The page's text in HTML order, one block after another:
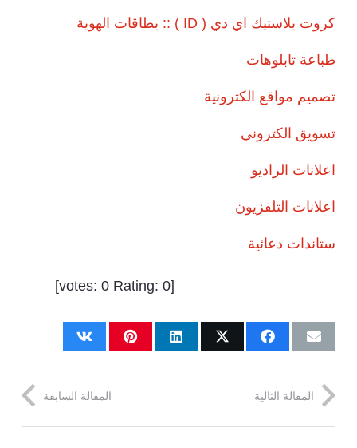
كروت بلاستيك اي دي ( ID ) :: بطاقات الهوية
طباعة تابلوهات
تصميم مواقع الكترونية
تسويق الكتروني
اعلانات الراديو
اعلانات التلفزيون
ستاندات دعائية
[votes:
0 Rating: 0
]
المقالة السابقة المقالة التالية